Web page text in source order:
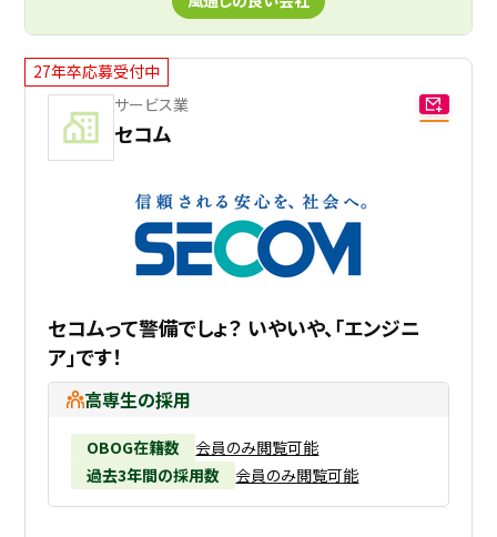
27年卒応募受付中
サービス業
セコム
セコムって警備でしょ？ いやいや、「エンジニ
ア」です！
高専生の採用
OBOG在籍数
会員のみ閲覧可能
過去3年間の採用数
会員のみ閲覧可能